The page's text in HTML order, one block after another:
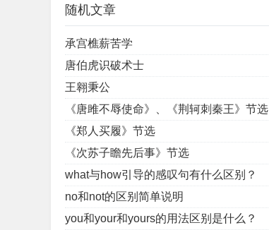
随机文章
承宫樵薪苦学
唐伯虎识破术士
王翱秉公
《唐雎不辱使命》、《荆轲刺秦王》节选
《郑人买履》节选
《次苏子瞻先后事》节选
what与how引导的感叹句有什么区别？
no和not的区别简单说明
you和your和yours的用法区别是什么？